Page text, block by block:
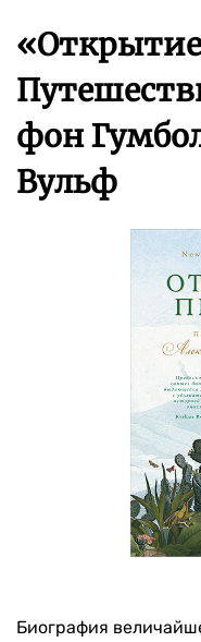
фон
Вульф
Биография